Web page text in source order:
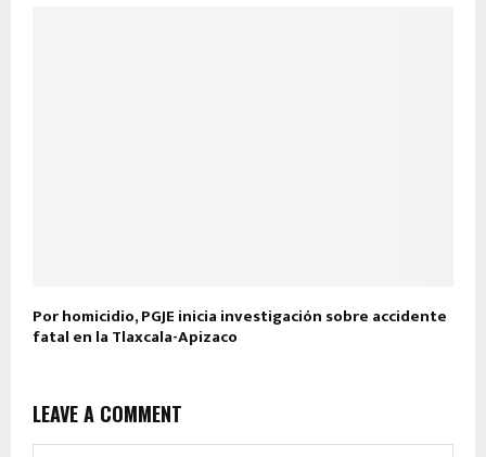
Por homicidio, PGJE inicia investigación sobre accidente
fatal en la Tlaxcala-Apizaco
LEAVE A COMMENT